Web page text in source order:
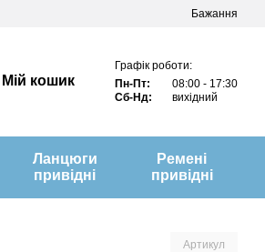
Бажання
Мій кошик
Графік роботи:
Пн-Пт:
08:00 - 17:30
Сб-Нд:
вихідний
Ланцюги
привідні
Ремені
привідні
Артикул